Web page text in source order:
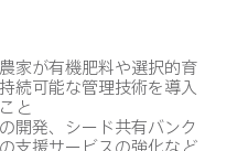
家が有機肥料や選択的育
続可能な管理技術を導入
と
開発、シード共有バンク
支援サービスの強化など